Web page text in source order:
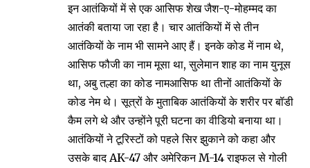
इन आतंकियों में से एक आसिफ शेख जैश-ए-मोहम्मद का
आतंकी बताया जा रहा है। चार आतंकियों में से तीन
आतंकियों के नाम भी सामने आए हैं। इनके कोड में नाम थे,
आसिफ फौजी का नाम मूसा था, सुलेमान शाह का नाम युनूस
था, अबु तल्हा का कोड नामआसिफ था तीनों आतंकियों के
कोड नेम थे। सूत्रों के मुताबिक आतंकियों के शरीर पर बॉडी
कैम लगे थे और उन्होंने पूरी घटना का वीडियो बनाया था।
आतंकियों ने टूरिस्टों को पहले सिर झुकाने को कहा और
उसके बाद AK-47 और अमेरिकन M-14 राइफल से गोली